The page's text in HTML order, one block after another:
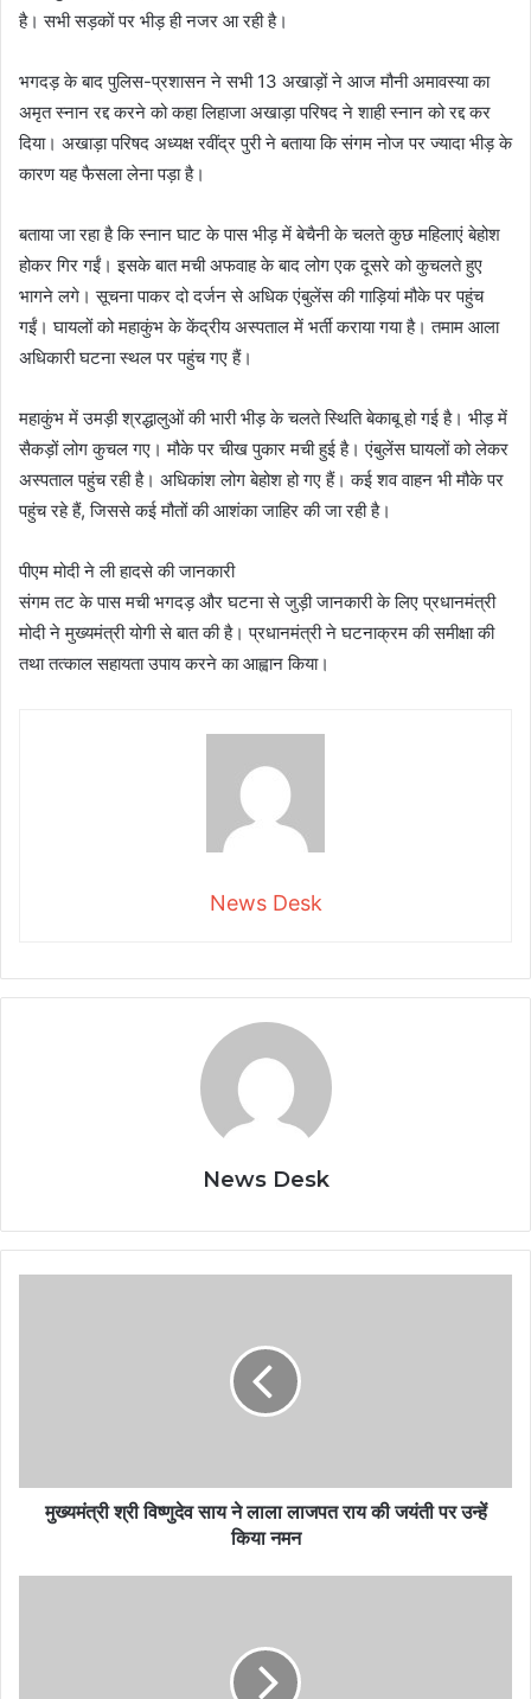
है। सभी सड़कों पर भीड़ ही नजर आ रही है।
भगदड़ के बाद पुलिस-प्रशासन ने सभी 13 अखाड़ों ने आज मौनी अमावस्या का
अमृत स्नान रद्द करने को कहा लिहाजा अखाड़ा परिषद ने शाही स्नान को रद्द कर
दिया। अखाड़ा परिषद अध्यक्ष रवींद्र पुरी ने बताया कि संगम नोज पर ज्यादा भीड़ के
कारण यह फैसला लेना पड़ा है।
बताया जा रहा है कि स्नान घाट के पास भीड़ में बेचैनी के चलते कुछ महिलाएं बेहोश
होकर गिर गईं। इसके बात मची अफवाह के बाद लोग एक दूसरे को कुचलते हुए
भागने लगे। सूचना पाकर दो दर्जन से अधिक एंबुलेंस की गाड़ियां मौके पर पहुंच
गईं। घायलों को महाकुंभ के केंद्रीय अस्पताल में भर्ती कराया गया है। तमाम आला
अधिकारी घटना स्थल पर पहुंच गए हैं।
महाकुंभ में उमड़ी श्रद्धालुओं की भारी भीड़ के चलते स्थिति बेकाबू हो गई है। भीड़ में
सैकड़ों लोग कुचल गए। मौके पर चीख पुकार मची हुई है। एंबुलेंस घायलों को लेकर
अस्पताल पहुंच रही है। अधिकांश लोग बेहोश हो गए हैं। कई शव वाहन भी मौके पर
पहुंच रहे हैं, जिससे कई मौतों की आशंका जाहिर की जा रही है।
पीएम मोदी ने ली हादसे की जानकारी
संगम तट के पास मची भगदड़ और घटना से जुड़ी जानकारी के लिए प्रधानमंत्री
मोदी ने मुख्यमंत्री योगी से बात की है। प्रधानमंत्री ने घटनाक्रम की समीक्षा की
तथा तत्काल सहायता उपाय करने का आह्वान किया।
News Desk
News Desk
मुख्यमंत्री श्री विष्णुदेव साय ने लाला लाजपत राय की जयंती पर उन्हें
किया नमन